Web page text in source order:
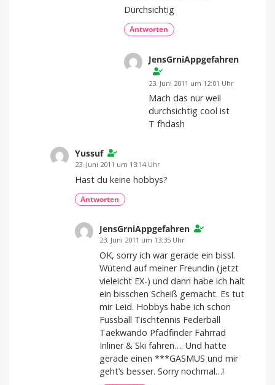
Durchsichtig
Antworten
JensGrniAppgefahren
23. Juni 2011 um 12:01 Uhr
Mach das nur weil
durchsichtig cool ist
T fhdash
Yussuf
23. Juni 2011 um 13:14 Uhr
Hast du keine hobbys?
Antworten
JensGrniAppgefahren
23. Juni 2011 um 13:35 Uhr
OK, sorry ich war gerade ein bissl.
Wütend auf meiner Freundin (jetzt
vieleicht EX-) und dann habe ich halt
ein bisschen Scheiß gemacht. Es tut
mir Leid. Hobbys habe ich schon
Fussball Tischtennis Federball
Taekwando Pfadfinder Fahrrad
Inliner & Ski fahren…. Und hatte
gerade einen ***GASMUS und mir
geht’s besser. Sorry nochmal…!